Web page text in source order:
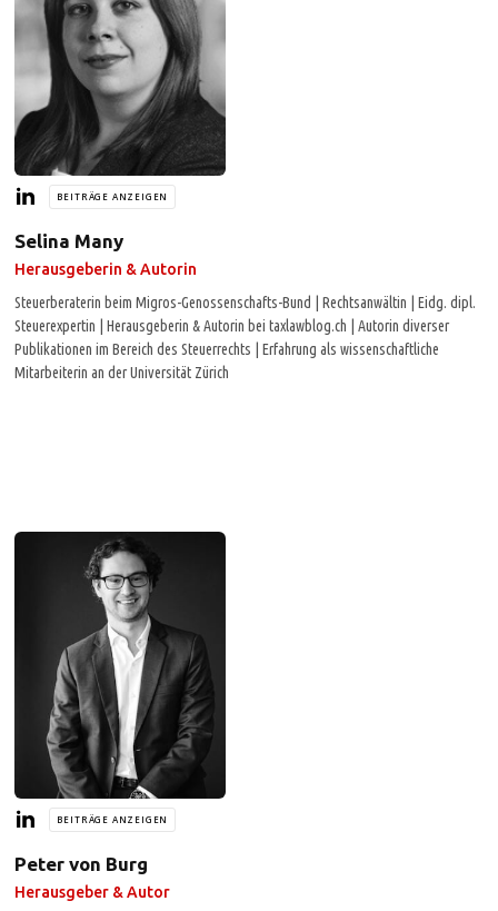
BEITRÄGE ANZEIGEN
Selina Many
Herausgeberin & Autorin
Steuerberaterin beim Migros-Genossenschafts-Bund | Rechtsanwältin | Eidg. dipl.
Steuerexpertin | Herausgeberin & Autorin bei taxlawblog.ch | Autorin diverser
Publikationen im Bereich des Steuerrechts | Erfahrung als wissenschaftliche
Mitarbeiterin an der Universität Zürich
BEITRÄGE ANZEIGEN
Peter von Burg
Herausgeber & Autor